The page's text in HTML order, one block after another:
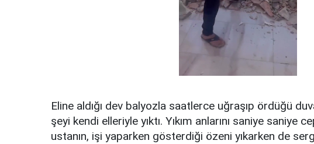
Eline aldığı dev balyozla saatlerce uğraşıp ördüğü
şeyi kendi elleriyle yıktı. Yıkım anlarını saniye saniye
ustanın, işi yaparken gösterdiği özeni yıkarken de